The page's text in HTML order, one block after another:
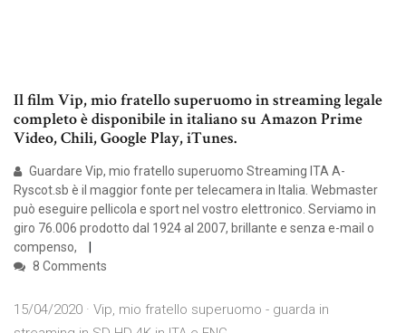
Il film Vip, mio fratello superuomo in streaming legale
completo è disponibile in italiano su Amazon Prime
Video, Chili, Google Play, iTunes.
Guardare Vip, mio fratello superuomo Streaming ITA A-
Ryscot.sb è il maggior fonte per telecamera in Italia. Webmaster
può eseguire pellicola e sport nel vostro elettronico. Serviamo in
giro 76.006 prodotto dal 1924 al 2007, brillante e senza e-mail o
compenso,
8 Comments
15/04/2020 · Vip, mio fratello superuomo - guarda in